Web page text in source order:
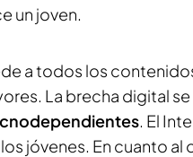
un joven.
a todos los
La brecha digital
. El
jóvenes. En cuanto al